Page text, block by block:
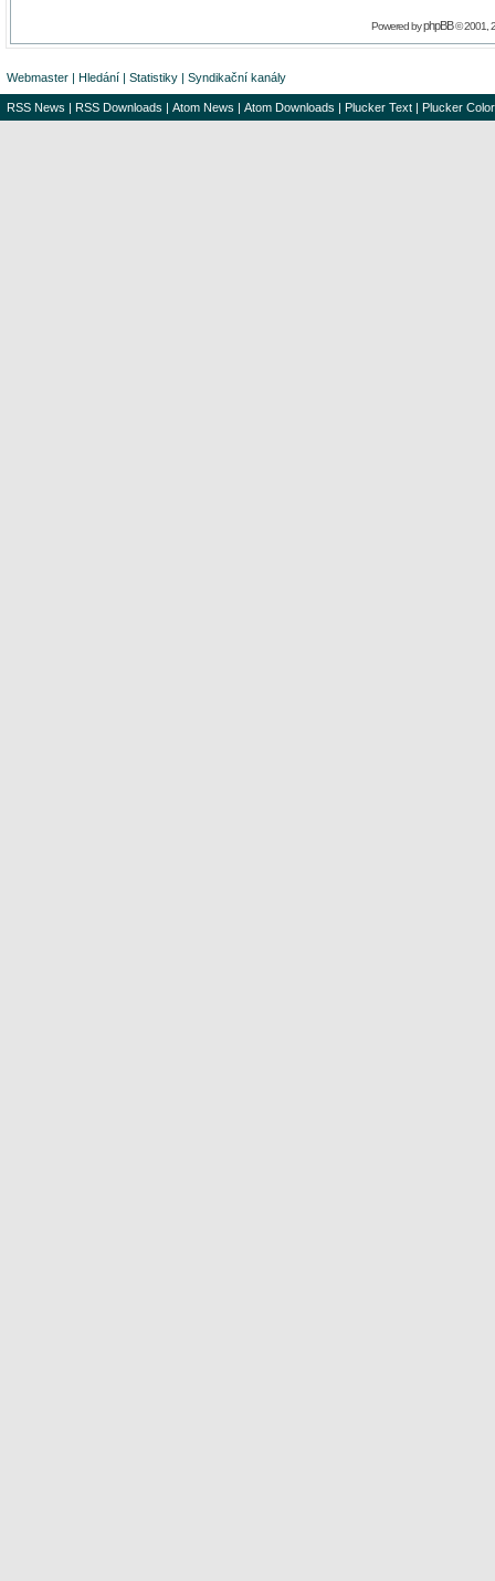
Powered byphpBB© 2001,
Webmaster | Hledání | Statistiky | Syndikační kanály
RSS News | RSS Downloads | Atom News | Atom Downloads | Plucker Text | Plucker Color